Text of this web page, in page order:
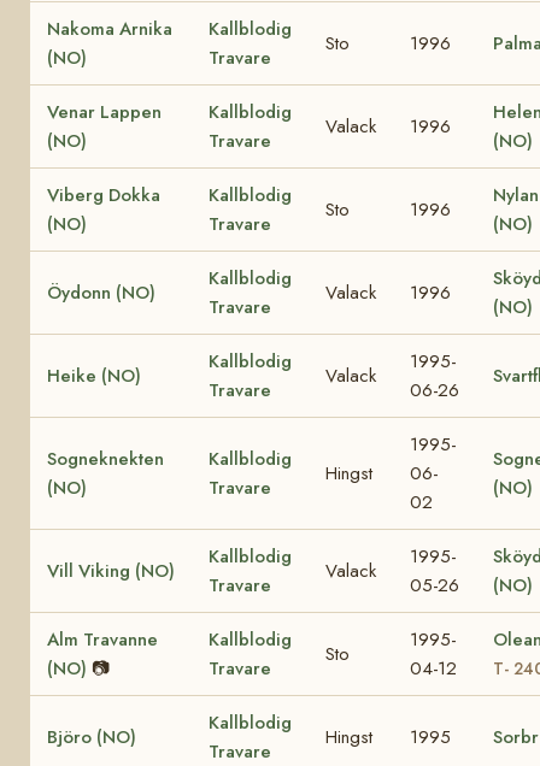
Nakoma Arnika
(NO)
Kallblodig
Travare
Sto 1996
Venar Lappen
(NO)
Kallblodig
Travare
Valack 1996
(NO)
Viberg Dokka
(NO)
Kallblodig
Travare
Sto 1996
(NO)
Öydonn (NO)
Kallblodig
Travare
Valack 1996
(NO)
Heike (NO)
Kallblodig
Travare
Valack
1995-
06-26
Sogneknekten
(NO)
Kallblodig
Travare
Hingst
1995-
06-
02
(NO)
Vill Viking (NO)
Kallblodig
Travare
Valack
1995-
05-26
(NO)
Alm Travanne
(NO) 📷
Kallblodig
Travare
Sto
1995-
04-12
T-
Björo (NO)
Kallblodig
Travare
Hingst 1995